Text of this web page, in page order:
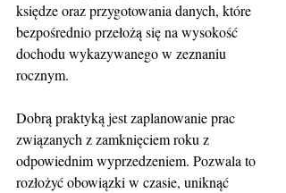
księdze oraz przygotowania danych, które
bezpośrednio przełożą się na wysokość
dochodu wykazywanego w zeznaniu
rocznym.
Dobrą praktyką jest zaplanowanie prac
związanych z zamknięciem roku z
odpowiednim wyprzedzeniem. Pozwala to
rozłożyć obowiązki w czasie, uniknąć